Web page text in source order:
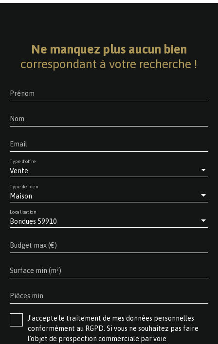
Ne manquez plus aucun bien
correspondant à votre recherche !
Prénom
Nom
Email
Vente
Type d'offre
Maison
Type de bien
Bondues 59910
Localisation
Budget max (€)
Surface min (m²)
Pièces min
J'accepte le traitement de mes données personnelles
conformément au RGPD. Si vous ne souhaitez pas faire
l'objet de prospection commerciale par voie